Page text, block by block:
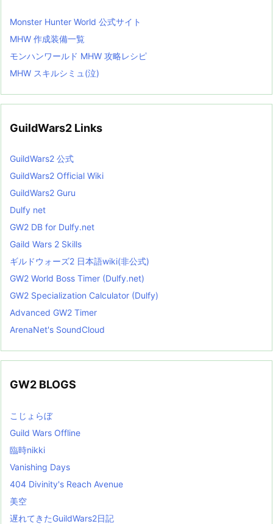
Monster Hunter World 公式サイト
MHW 作成装備一覧
モンハンワールド MHW 攻略レシピ
MHW スキルシミュ(泣)
GuildWars2 Links
GuildWars2 公式
GuildWars2 Official Wiki
GuildWars2 Guru
Dulfy net
GW2 DB for Dulfy.net
Gaild Wars 2 Skills
ギルドウォーズ2 日本語wiki(非公式)
GW2 World Boss Timer (Dulfy.net)
GW2 Specialization Calculator (Dulfy)
Advanced GW2 Timer
ArenaNet's SoundCloud
GW2 BLOGS
こじょらぼ
Guild Wars Offline
臨時nikki
Vanishing Days
404 Divinity's Reach Avenue
美空
遅れてきたGuildWars2日記